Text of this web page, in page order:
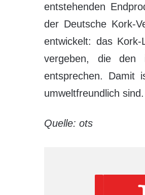
entstehenden
der Deutsche Kork-
entwickelt: das
vergeben, die den
entsprechen. Damit
umweltfreundlich sind.
Quelle: ots